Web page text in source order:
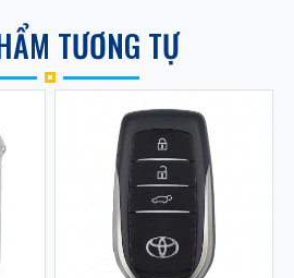
TƯƠNG TỰ